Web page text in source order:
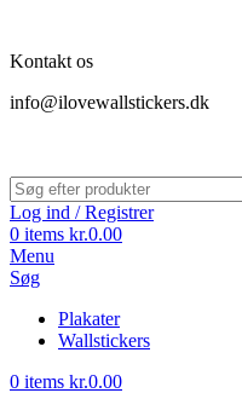
Kontakt os
info@ilovewallstickers.dk
Log ind / Registrer
0 items kr.0.00
Menu
Søg
Plakater
Wallstickers
0 items kr.0.00